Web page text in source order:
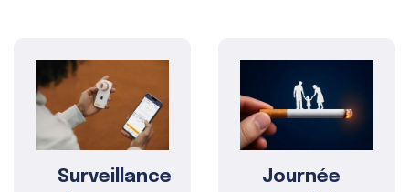
Surveillance
Journée